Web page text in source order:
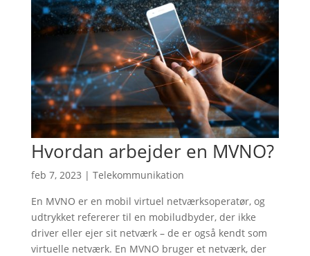
Hvordan arbejder en MVNO?
feb 7, 2023 | Telekommunikation
En MVNO er en mobil virtuel netværksoperatør, og
udtrykket refererer til en mobiludbyder, der ikke
driver eller ejer sit netværk – de er også kendt som
virtuelle netværk. En MVNO bruger et netværk, der